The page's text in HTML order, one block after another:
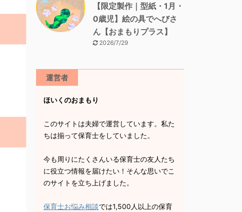
【限定製作｜型紙・1月・
0歳児】絵の具でへびさ
ん【おまもりプラス】
2026/7/29
運営者
ほいくのおまもり
このサイトは夫婦で運営しています。私た
ちは揃って保育士をしていました。
今も周りにたくさんいる保育士の友人たち
に役立つ情報を届けたい！そんな思いでこ
のサイトを立ち上げました。
保育士お悩み相談では1,500人以上の保育